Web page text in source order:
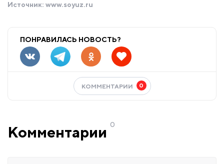
Источник: www.soyuz.ru
ПОНРАВИЛАСЬ НОВОСТЬ?
КОММЕНТАРИИ 0
Комментарии 0